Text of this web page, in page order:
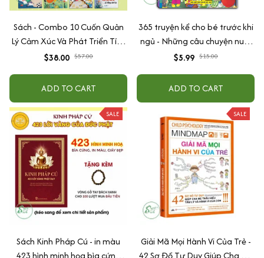
Sách - Combo 10 Cuốn Quản
Lý Cảm Xúc Và Phát Triển Tính
Cách Cho Bé Từ 2 - 6 Tuổi
$38.00 $57.00
ADD TO CART
365 truyện kể cho bé trước khi
ngủ - Những câu chuyện nuôi
dưỡng cảm xúc EQ (2-12 tuổi)
$5.99 $15.00
ADD TO CART
SALE
Sách Kinh Pháp Cú - in màu
423 hình minh họa bìa cứng
SALE
Giải Mã Mọi Hành Vi Của Trẻ -
42 Sơ Đồ Tư Duy Giúp Cha Mẹ